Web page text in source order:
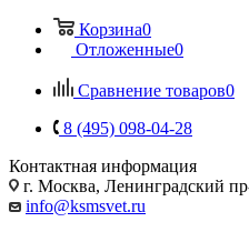
Корзина0
Отложенные0
Сравнение товаров0
8 (495) 098-04-28
Контактная информация
г. Москва, Ленинградский
info@ksmsvet.ru